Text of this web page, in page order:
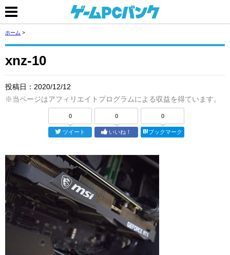
ホーム >
xnz-10
投稿日： 2020/12/12
※当ページはアフィリエイトプログラムによる収益を得ています。
0
ツイート
0
いいね！
0
ブックマーク